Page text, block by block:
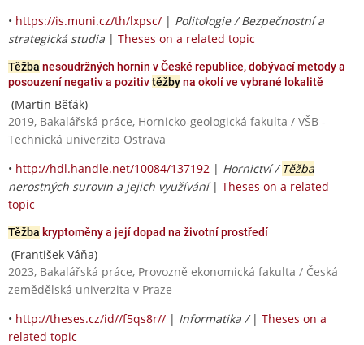
• https://is.muni.cz/th/lxpsc/ | Politologie / Bezpečnostní a
strategická studia | Theses on a related topic
Těžba nesoudržných hornin v České republice, dobývací metody a
posouzení negativ a pozitivtěžbyna okolí ve vybrané lokalitě
(Martin Běťák)
2019, Bakalářská práce, Hornicko-geologická fakulta / VŠB -
Technická univerzita Ostrava
• http://hdl.handle.net/10084/137192 | Hornictví /Těžba
nerostných surovin a jejich využívání| Theses on a related
topic
Těžba kryptoměny a její dopad na životní prostředí
(František Váňa)
2023, Bakalářská práce, Provozně ekonomická fakulta / Česká
zemědělská univerzita v Praze
• http://theses.cz/id//f5qs8r// | Informatika / | Theses on a
related topic